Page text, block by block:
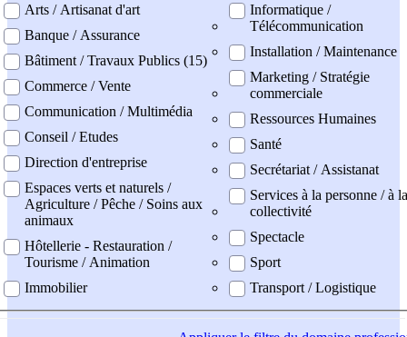
Arts / Artisanat d'art
Banque / Assurance
Bâtiment / Travaux Publics (15)
Commerce / Vente
Communication / Multimédia
Conseil / Etudes
Direction d'entreprise
Espaces verts et naturels /
Agriculture / Pêche / Soins aux
animaux
Hôtellerie - Restauration /
Tourisme / Animation
Immobilier
Informatique /
Télécommunication
Installation / Maintenance
Marketing / Stratégie
commerciale
Ressources Humaines
Santé
Secrétariat / Assistanat
Services à la personne / à la
collectivité
Spectacle
Sport
Transport / Logistique